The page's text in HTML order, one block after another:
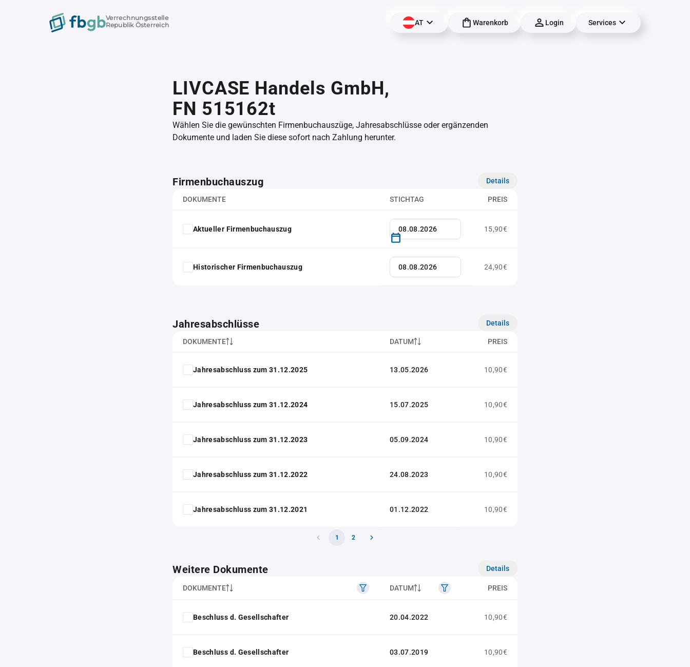
Verrechnungsstelle
Republik Österreich
AT Warenkorb Login Services
LIVCASE Handels GmbH,
FN 515162t
Wählen Sie die gewünschten Firmenbuchauszüge, Jahresabschlüsse oder ergänzenden
Dokumente und laden Sie diese sofort nach Zahlung herunter.
Firmenbuchauszug Details
DOKUMENTE STICHTAG PREIS
Aktueller Firmenbuchauszug 15,90€
Historischer Firmenbuchauszug 24,90€
Jahresabschlüsse Details
DOKUMENTE DATUM PREIS
Jahresabschluss zum 31.12.2025 13.05.2026 10,90€
Jahresabschluss zum 31.12.2024 15.07.2025 10,90€
Jahresabschluss zum 31.12.2023 05.09.2024 10,90€
Jahresabschluss zum 31.12.2022 24.08.2023 10,90€
Jahresabschluss zum 31.12.2021 01.12.2022 10,90€
1 2
Weitere Dokumente Details
DOKUMENTE DATUM PREIS
Beschluss d. Gesellschafter 20.04.2022 10,90€
Beschluss d. Gesellschafter 03.07.2019 10,90€